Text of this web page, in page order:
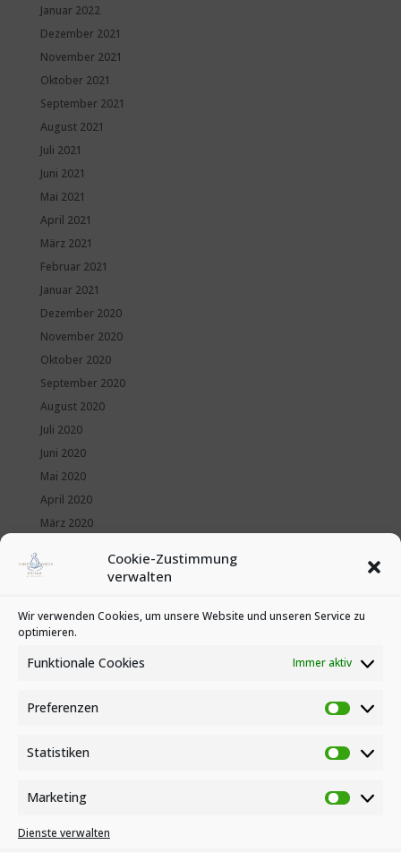
Cookie-Zustimmung
verwalten
Wir verwenden Cookies, um unsere Website und unseren Service zu
optimieren.
Funktionale Cookies Immer aktiv
Preferenzen
Statistiken
Marketing
Marketing
Dienste verwalten
Januar 2022
Dezember 2021
November 2021
Oktober 2021
September 2021
August 2021
Juli 2021
Juni 2021
Mai 2021
April 2021
März 2021
Februar 2021
Januar 2021
Dezember 2020
November 2020
Oktober 2020
September 2020
August 2020
Juli 2020
Juni 2020
Mai 2020
April 2020
März 2020
Januar 2020
Kategorien
News
Veranstaltungen